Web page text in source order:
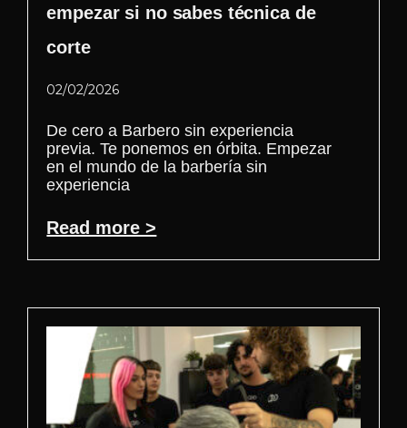
empezar si no sabes técnica de
corte
02/02/2026
De cero a Barbero sin experiencia
previa. Te ponemos en órbita. Empezar
en el mundo de la barbería sin
experiencia
Read more >